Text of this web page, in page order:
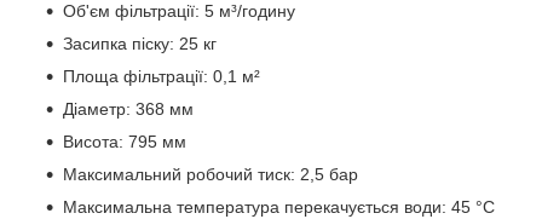
Об'єм фільтрації: 5 м³/годину
Засипка піску: 25 кг
Площа фільтрації: 0,1 м²
Діаметр: 368 мм
Висота: 795 мм
Максимальний робочий тиск: 2,5 бар
Максимальна температура перекачується води: 45 °C